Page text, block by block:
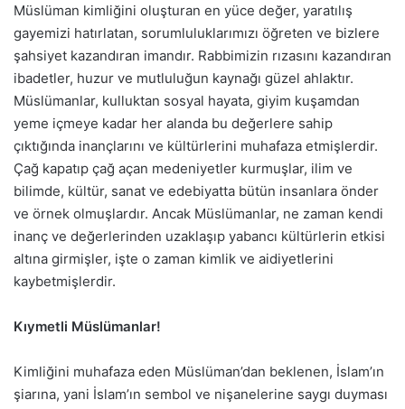
Müslüman kimliğini oluşturan en yüce değer, yaratılış
gayemizi hatırlatan, sorumluluklarımızı öğreten ve bizlere
şahsiyet kazandıran imandır. Rabbimizin rızasını kazandıran
ibadetler, huzur ve mutluluğun kaynağı güzel ahlaktır.
Müslümanlar, kulluktan sosyal hayata, giyim kuşamdan
yeme içmeye kadar her alanda bu değerlere sahip
çıktığında inançlarını ve kültürlerini muhafaza etmişlerdir.
Çağ kapatıp çağ açan medeniyetler kurmuşlar, ilim ve
bilimde, kültür, sanat ve edebiyatta bütün insanlara önder
ve örnek olmuşlardır. Ancak Müslümanlar, ne zaman kendi
inanç ve değerlerinden uzaklaşıp yabancı kültürlerin etkisi
altına girmişler, işte o zaman kimlik ve aidiyetlerini
kaybetmişlerdir.
Kıymetli Müslümanlar!
Kimliğini muhafaza eden Müslüman’dan beklenen, İslam’ın
şiarına, yani İslam’ın sembol ve nişanelerine saygı duyması